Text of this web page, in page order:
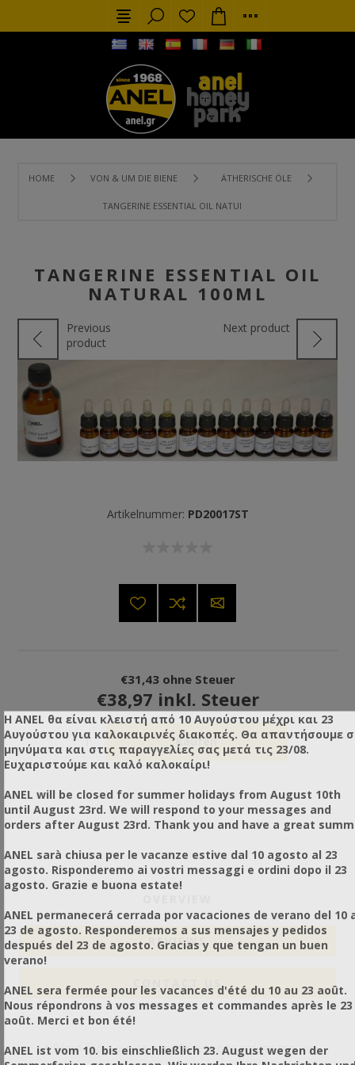
HOME VON & UM DIE BIENE ÄTHERISCHE ÖLE
TANGERINE ESSENTIAL OIL NATURAL 100ML
TANGERINE ESSENTIAL OIL
NATURAL 100ML
Previous
product
Next product
Artikelnummer: PD20017ST
€31,43 ohne Steuer
€38,97 inkl. Steuer
REVIEWS
CONTACT US
Αιθέρια έλαια για να προσθέσετε στις κρέμες σας, τα
Η ANEL θα είναι κλειστή από 10 Αυγούστου μέχρι και 23
Αυγούστου για καλοκαιρινές διακοπές. Θα απαντήσουμε
μηνύματα και στις παραγγελίες σας μετά τις 23/08.
Ευχαριστούμε και καλό καλοκαίρι!
ANEL will be closed for summer holidays from August 10th
until August 23rd. We will respond to your messages and
orders after August 23rd. Thank you and have a great
ANEL sarà chiusa per le vacanze estive dal 10 agosto al 23
agosto. Risponderemo ai vostri messaggi e ordini dopo il 23
agosto. Grazie e buona estate!
ANEL permanecerá cerrada por vacaciones de verano del 10
23 de agosto. Responderemos a sus mensajes y pedidos
después del 23 de agosto. Gracias y que tengan un buen
verano!
ANEL sera fermée pour les vacances d'été du 10 au 23 août.
Nous répondrons à vos messages et commandes après le 23
août. Merci et bon été!
ANEL ist vom 10. bis einschließlich 23. August wegen der